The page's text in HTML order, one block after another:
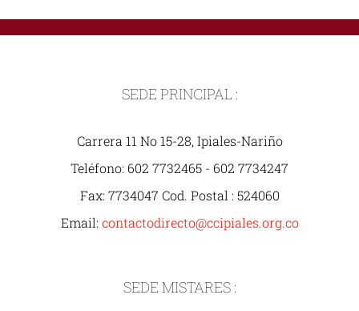
SEDE PRINCIPAL :
Carrera 11 No 15-28, Ipiales-Nariño
Teléfono: 602 7732465 - 602 7734247
Fax: 7734047 Cod. Postal : 524060
Email: contactodirecto@ccipiales.org.co
SEDE MISTARES :